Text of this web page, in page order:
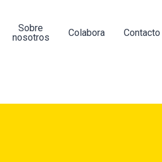
Sobre
nosotros
Colabora Contacto